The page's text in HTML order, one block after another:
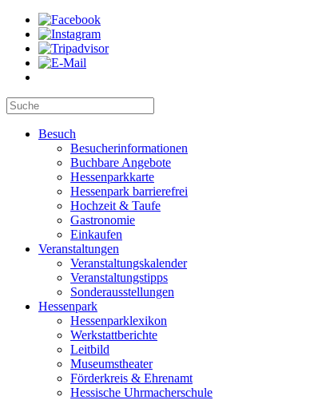
Besuch
Besucherinformationen
Buchbare Angebote
Hessenparkkarte
Hessenpark barrierefrei
Hochzeit & Taufe
Gastronomie
Einkaufen
Veranstaltungen
Veranstaltungskalender
Veranstaltungstipps
Sonderausstellungen
Hessenpark
Hessenparklexikon
Werkstattberichte
Leitbild
Museumstheater
Förderkreis & Ehrenamt
Hessische Uhrmacherschule